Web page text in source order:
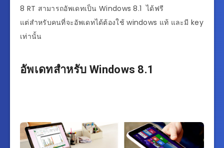
8 RT สามารถอัพเดทเป็น Windows 8.1 ได้ฟรี
แต่สำหรับคนที่จะอัพเดทได้ต้องใช้ windows แท้ และมี key
เท่านั้น
อัพเดทสำหรับ Windows 8.1